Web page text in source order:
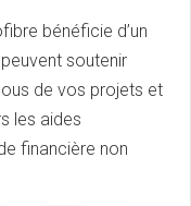
bénéficie d’un
soutenir
de vos projets et
les aides
financière non